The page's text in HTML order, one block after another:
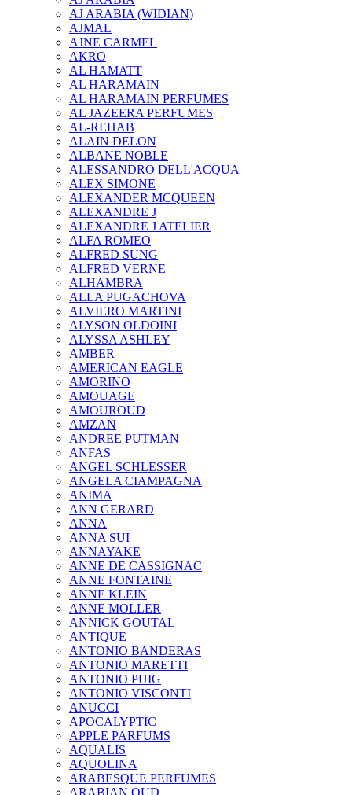
AJ ARABIA (WIDIAN)
AJMAL
AJNE CARMEL
AKRO
AL HAMATT
AL HARAMAIN
AL HARAMAIN PERFUMES
AL JAZEERA PERFUMES
AL-REHAB
ALAIN DELON
ALBANE NOBLE
ALESSANDRO DELL'ACQUA
ALEX SIMONE
ALEXANDER MCQUEEN
ALEXANDRE J
ALEXANDRE J ATELIER
ALFA ROMEO
ALFRED SUNG
ALFRED VERNE
ALHAMBRA
ALLA PUGACHOVA
ALVIERO MARTINI
ALYSON OLDOINI
ALYSSA ASHLEY
AMBER
AMERICAN EAGLE
AMORINO
AMOUAGE
AMOUROUD
AMZAN
ANDREE PUTMAN
ANFAS
ANGEL SCHLESSER
ANGELA CIAMPAGNA
ANIMA
ANN GERARD
ANNA
ANNA SUI
ANNAYAKE
ANNE DE CASSIGNAC
ANNE FONTAINE
ANNE KLEIN
ANNE MOLLER
ANNICK GOUTAL
ANTIQUE
ANTONIO BANDERAS
ANTONIO MARETTI
ANTONIO PUIG
ANTONIO VISCONTI
ANUCCI
APOCALYPTIC
APPLE PARFUMS
AQUALIS
AQUOLINA
ARABESQUE PERFUMES
ARABIAN OUD